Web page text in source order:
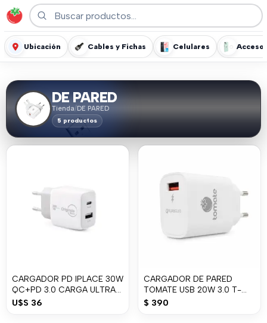
Ubicación Cables y Fichas Celulares
DE PARED
Tienda/DE PARED
5 productos
CARGADOR PD IPLACE 30W
QC+PD 3.0 CARGA ULTRA
RAPIDA
U$S 36
CARGADOR DE PARED
TOMATE USB 20W 3.0 T-
CH001
$ 390